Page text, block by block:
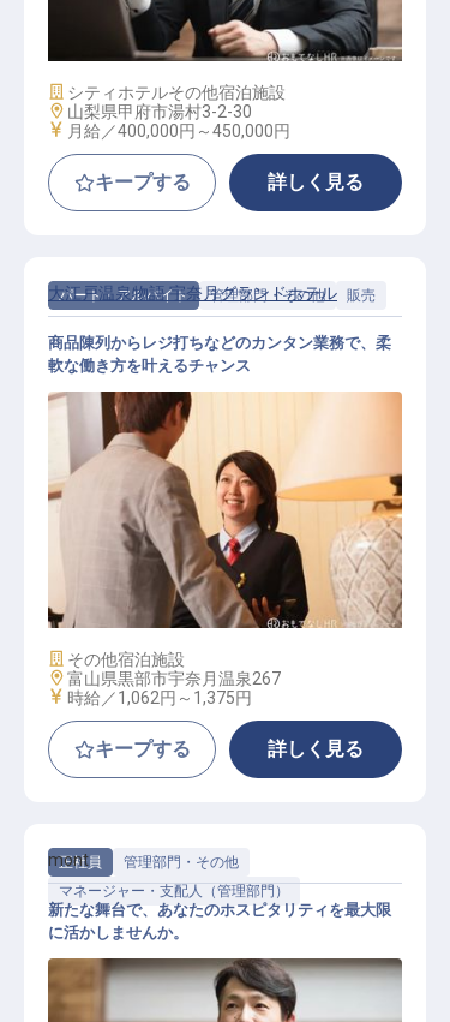
支配人候補
施設業態
シティホテルその他宿泊施設
勤務地
山梨県甲府市湯村3-2-30
給与
月給／400,000円～450,000円
キープする 詳しく見る
パート・アルバイト 管理部門・その他 販売
売店スタッフ
大江戸温泉物語 宇奈月グランドホテル
商品陳列からレジ打ちなどのカンタン業務で、柔
軟な働き方を叶えるチャンス
施設業態
その他宿泊施設
勤務地
富山県黒部市宇奈月温泉267
給与
時給／1,062円～ 1,375円
キープする 詳しく見る
正社員
管理部門・その他
マネージャー・支配人（管理部門）
mont
新たな舞台で、あなたのホスピタリティを最大限
に活かしませんか。